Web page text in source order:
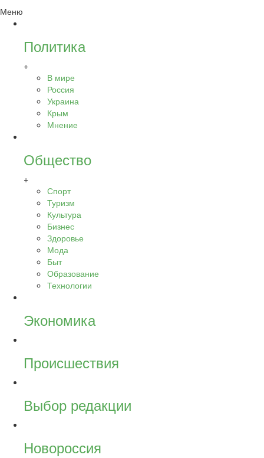
Меню
Политика
+
В мире
Россия
Украина
Крым
Мнение
Общество
+
Спорт
Туризм
Культура
Бизнес
Здоровье
Мода
Быт
Образование
Технологии
Экономика
Происшествия
Выбор редакции
Новороссия